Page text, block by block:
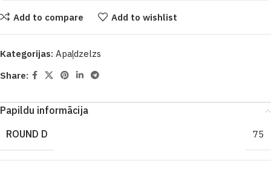
Add to compare Add to wishlist
Kategorijas: Apaļdzelzs
Share:
Papildu informācija
ROUND D
75